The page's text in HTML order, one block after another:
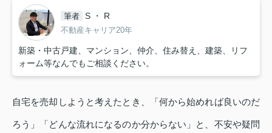
筆者 S ・ R
不動産キャリア20年
新築・中古戸建、マンション、仲介、住み替え、建築、リフ
ォーム等なんでもご相談ください。
自宅を売却しようと考えたとき、「何から始めれば良いのだ
ろう」「どんな流れになるのか分からない」と、不安や疑問